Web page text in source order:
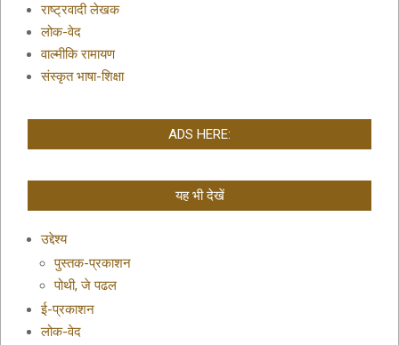
राष्ट्रवादी लेखक
लोक-वेद
वाल्मीकि रामायण
संस्कृत भाषा-शिक्षा
ADS HERE:
यह भी देखें
उद्देश्य
पुस्तक-प्रकाशन
पोथी, जे पढल
ई-प्रकाशन
लोक-वेद